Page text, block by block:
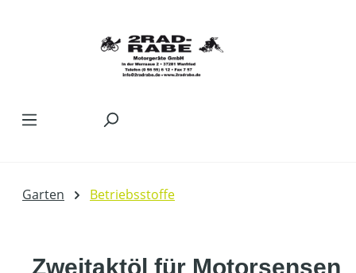
Garten Betriebsstoffe
Zweitaktöl für Motorsensen